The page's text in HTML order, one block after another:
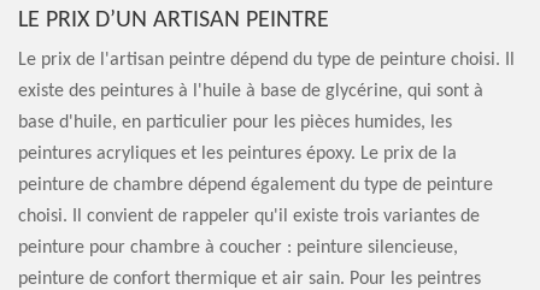
LE PRIX D’UN ARTISAN PEINTRE
Le prix de l'artisan peintre dépend du type de peinture choisi. Il
existe des peintures à l'huile à base de glycérine, qui sont à
base d'huile, en particulier pour les pièces humides, les
peintures acryliques et les peintures époxy. Le prix de la
peinture de chambre dépend également du type de peinture
choisi. Il convient de rappeler qu'il existe trois variantes de
peinture pour chambre à coucher : peinture silencieuse,
peinture de confort thermique et air sain. Pour les peintres